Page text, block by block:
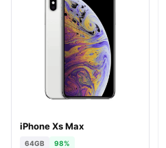
iPhone Xs Max
64GB 98%